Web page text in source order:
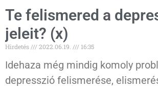
Te felismered a
jeleit? (x)
Hirdetés 2022.06.19. 16:35
Idehaza még mindig komoly
depresszió felismerése,